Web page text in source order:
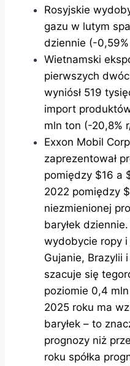
Rosyjskie
gazu w lutym
dziennie (-
Wietnamski
pierwszych
wyniósł 519
import
mln ton (-20,8%
Exxon Mobil
zaprezentował
pomiędzy $16 a
2022 pomiędzy
niezmienionej
baryłek
wydobycie ropy
Gujanie, Brazylii
szacuje się
poziomie 0,4
2025 roku ma
baryłek – to
prognozy niż
roku spółka